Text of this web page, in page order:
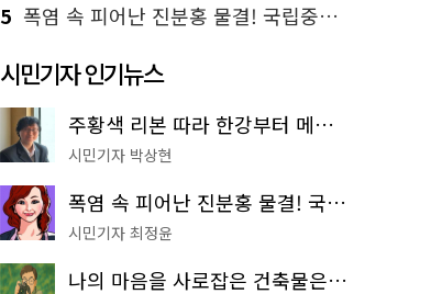
5 폭염 속 피어난 진분홍 물결! 국립중앙박물관 배롱나무 명소
시민기자 인기뉴스
주황색 리본 따라 한강부터 메타세쿼이아 숲길까지…서울둘레길 15코스
시민기자 박상현
폭염 속 피어난 진분홍 물결! 국립중앙박물관 배롱나무 명소
시민기자 최정윤
나의 마음을 사로잡은 건축물은? '서울시 건축상' 수상작 공개!